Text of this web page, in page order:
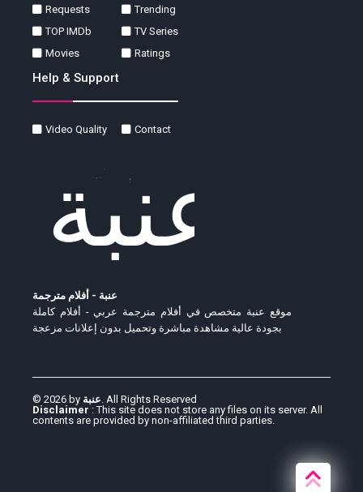
Requests
Trending
TOP IMDb
TV Series
Movies
Ratings
Help & Support
Video Quality Contact
عنبة - أفلام مترجمة
موقع عنبة متخصص في أفلام مترجمة عربي - أفلام كاملة
بجودة عالية مشاهدة مباشرة وتحميل بدون إعلانات مزعجة
© 2026 by عنبة. All Rights Reserved
Disclaimer : This site does not store any files on its server. All
contents are provided by non-affiliated third parties.